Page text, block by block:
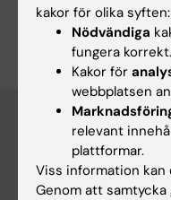
Är du Victor Tollemar?
Redigera din profil
Huvudmeny
Utbildning
kakor för olika syften:
Nödvändiga
fungera korrekt.
Kakor för
webbplatsen
relevant
plattformar.
Viss information kan
Genom att